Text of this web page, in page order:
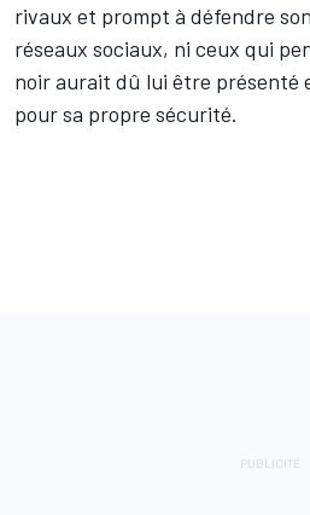
rivaux et prompt à défendre
réseaux sociaux, ni ceux qui
noir aurait dû lui être présenté
pour sa propre sécurité.